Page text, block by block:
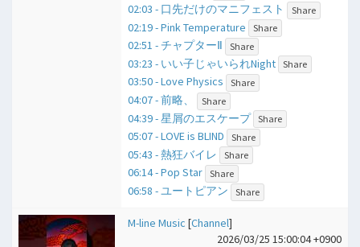
02:03 - 口先だけのマニフェスト Share
02:19 - Pink Temperature Share
02:51 - チャプターⅡ Share
03:23 - いい子じゃいられNight Share
03:50 - Love Physics Share
04:07 - 前略、 Share
04:39 - 星屑のエスケープ Share
05:07 - LOVE is BLIND Share
05:43 - 熱狂バイレ Share
06:14 - Pop Star Share
06:58 - ユートピアン Share
M-line Music [Channel]
2026/03/25 15:00:04 +0900